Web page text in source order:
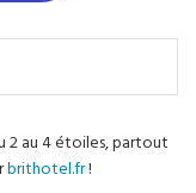
au 4 étoiles, partout
brithotel.fr!